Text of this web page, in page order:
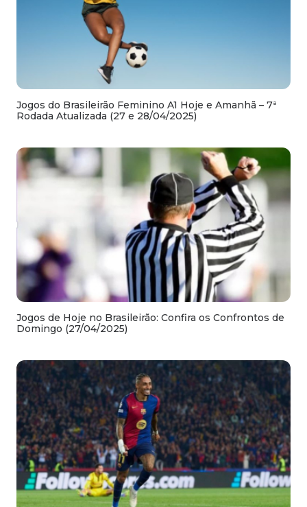
Jogos do Brasileirão Feminino A1 Hoje e Amanhã – 7ª
Rodada Atualizada (27 e 28/04/2025)
Jogos de Hoje no Brasileirão: Confira os Confrontos de
Domingo (27/04/2025)